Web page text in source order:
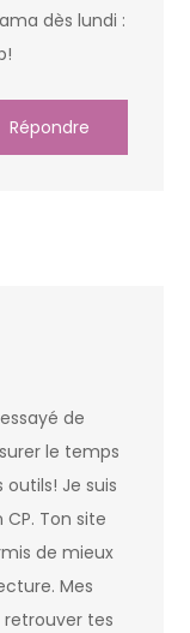
dès lundi :
Répondre
de
le temps
Je suis
Ton site
de mieux
Mes
tes